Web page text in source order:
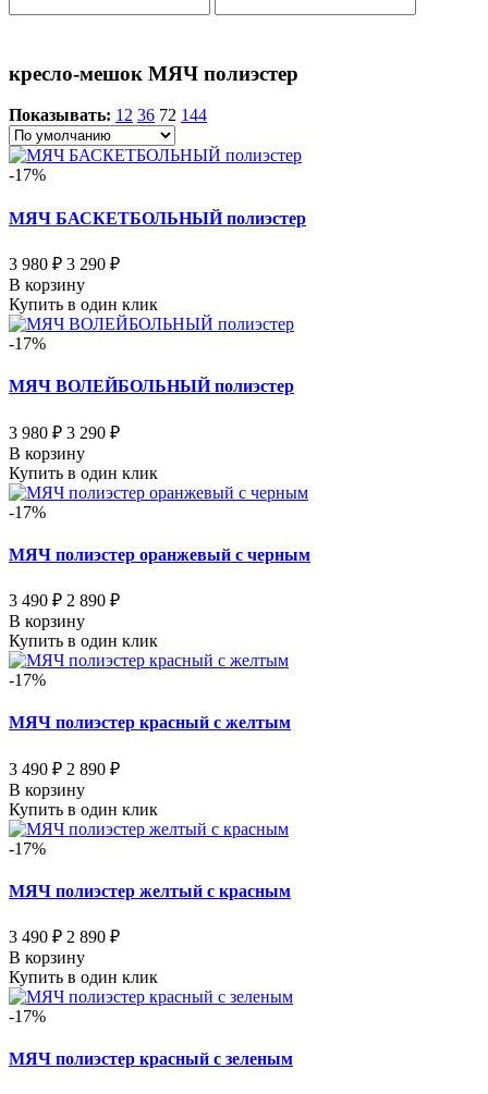
кресло-мешок МЯЧ полиэстер
Показывать: 12 36 72 144
-17%
МЯЧ БАСКЕТБОЛЬНЫЙ полиэстер
3 980 ₽ 3 290 ₽
В корзину
Купить в один клик
-17%
МЯЧ ВОЛЕЙБОЛЬНЫЙ полиэстер
3 980 ₽ 3 290 ₽
В корзину
Купить в один клик
-17%
МЯЧ полиэстер оранжевый с черным
3 490 ₽ 2 890 ₽
В корзину
Купить в один клик
-17%
МЯЧ полиэстер красный с желтым
3 490 ₽ 2 890 ₽
В корзину
Купить в один клик
-17%
МЯЧ полиэстер желтый с красным
3 490 ₽ 2 890 ₽
В корзину
Купить в один клик
-17%
МЯЧ полиэстер красный с зеленым